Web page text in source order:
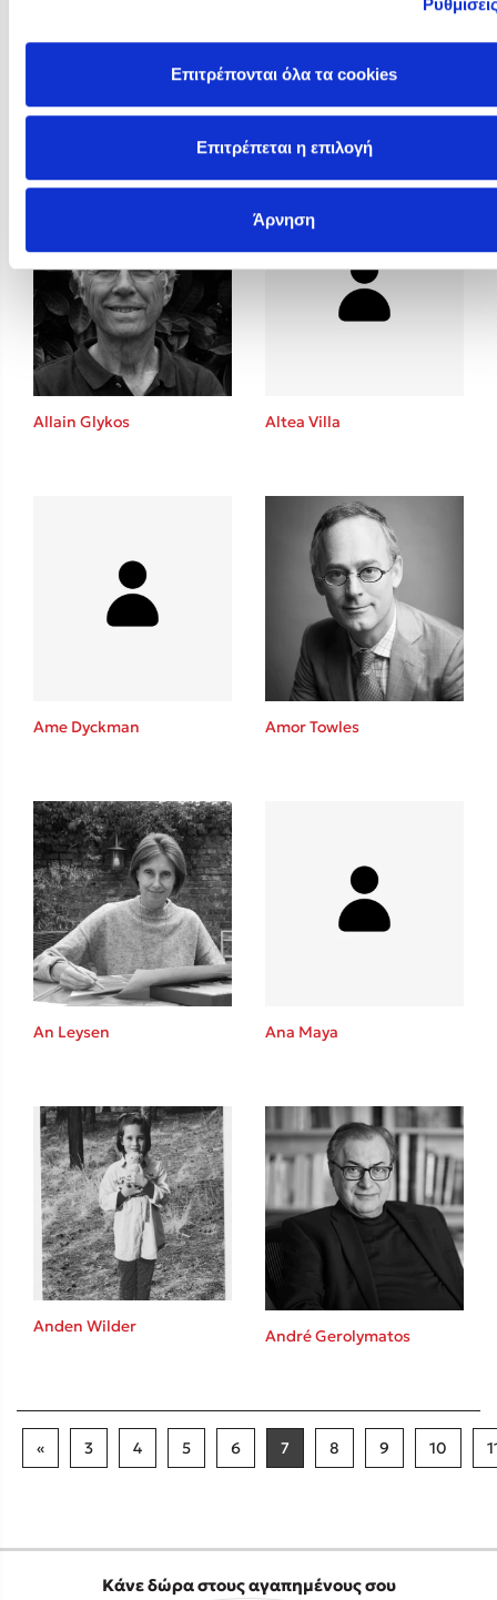
Επιτρέπονται όλα τα cookies
Επιτρέπεται η επιλογή
Άρνηση
Alison Jay Alison McGhee
Allain Glykos Altea Villa
Ame Dyckman Amor Towles
An Leysen Ana Maya
Anden Wilder
André Gerolymatos
« 3 4 5 6 7 8 9 10
Κάνε δώρα στους αγαπημένους σου